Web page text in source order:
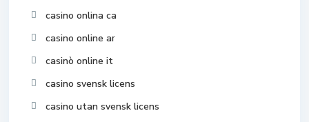
casino onlina ca
casino online ar
casinò online it
casino svensk licens
casino utan svensk licens